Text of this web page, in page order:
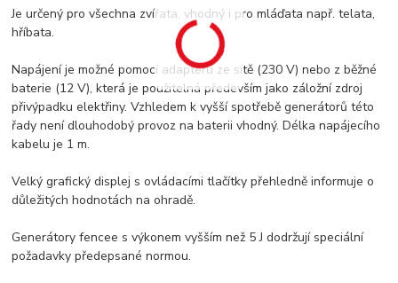
Je určený pro všechna zvířata, vhodný i pro mláďata např. telata,
hříbata.
Napájení je možné pomocí adaptéru ze sítě (230 V) nebo z běžné
baterie (12 V), která je použitelná především jako záložní zdroj
přivýpadku elektřiny. Vzhledem k vyšší spotřebě generátorů této
řady není dlouhodobý provoz na baterii vhodný. Délka napájecího
kabelu je 1 m.
Velký grafický displej s ovládacími tlačítky přehledně informuje o
důležitých hodnotách na ohradě.
Generátory fencee s výkonem vyšším než 5 J dodržují speciální
požadavky předepsané normou.